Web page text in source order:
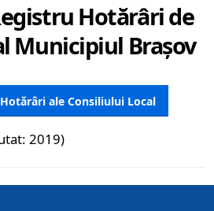
Hotărâri de
Municipiul Brașov
ale Consiliului Local
2019)